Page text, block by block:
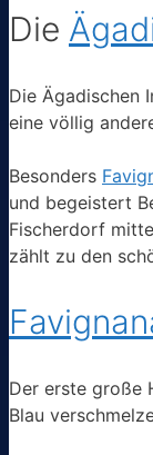
Die
Die Ägadischen
eine völlig
Besonders
und begeistert
Fischerdorf
zählt zu den
Der erste große
Blau